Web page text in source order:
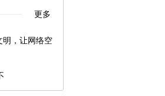
更多
明，让网络空